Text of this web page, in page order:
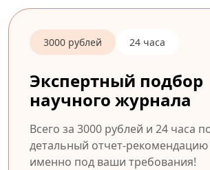
3000 рублей 24 часа
Экспертный подбор
научного журнала
Всего за 3000 рублей и 24 часа
детальный отчет-
именно под ваши требования!